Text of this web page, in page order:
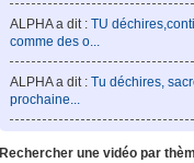
ALPHA a dit : TU
comme des o...
ALPHA a dit : Tu déchires,
prochaine...
Rechercher une vidéo par